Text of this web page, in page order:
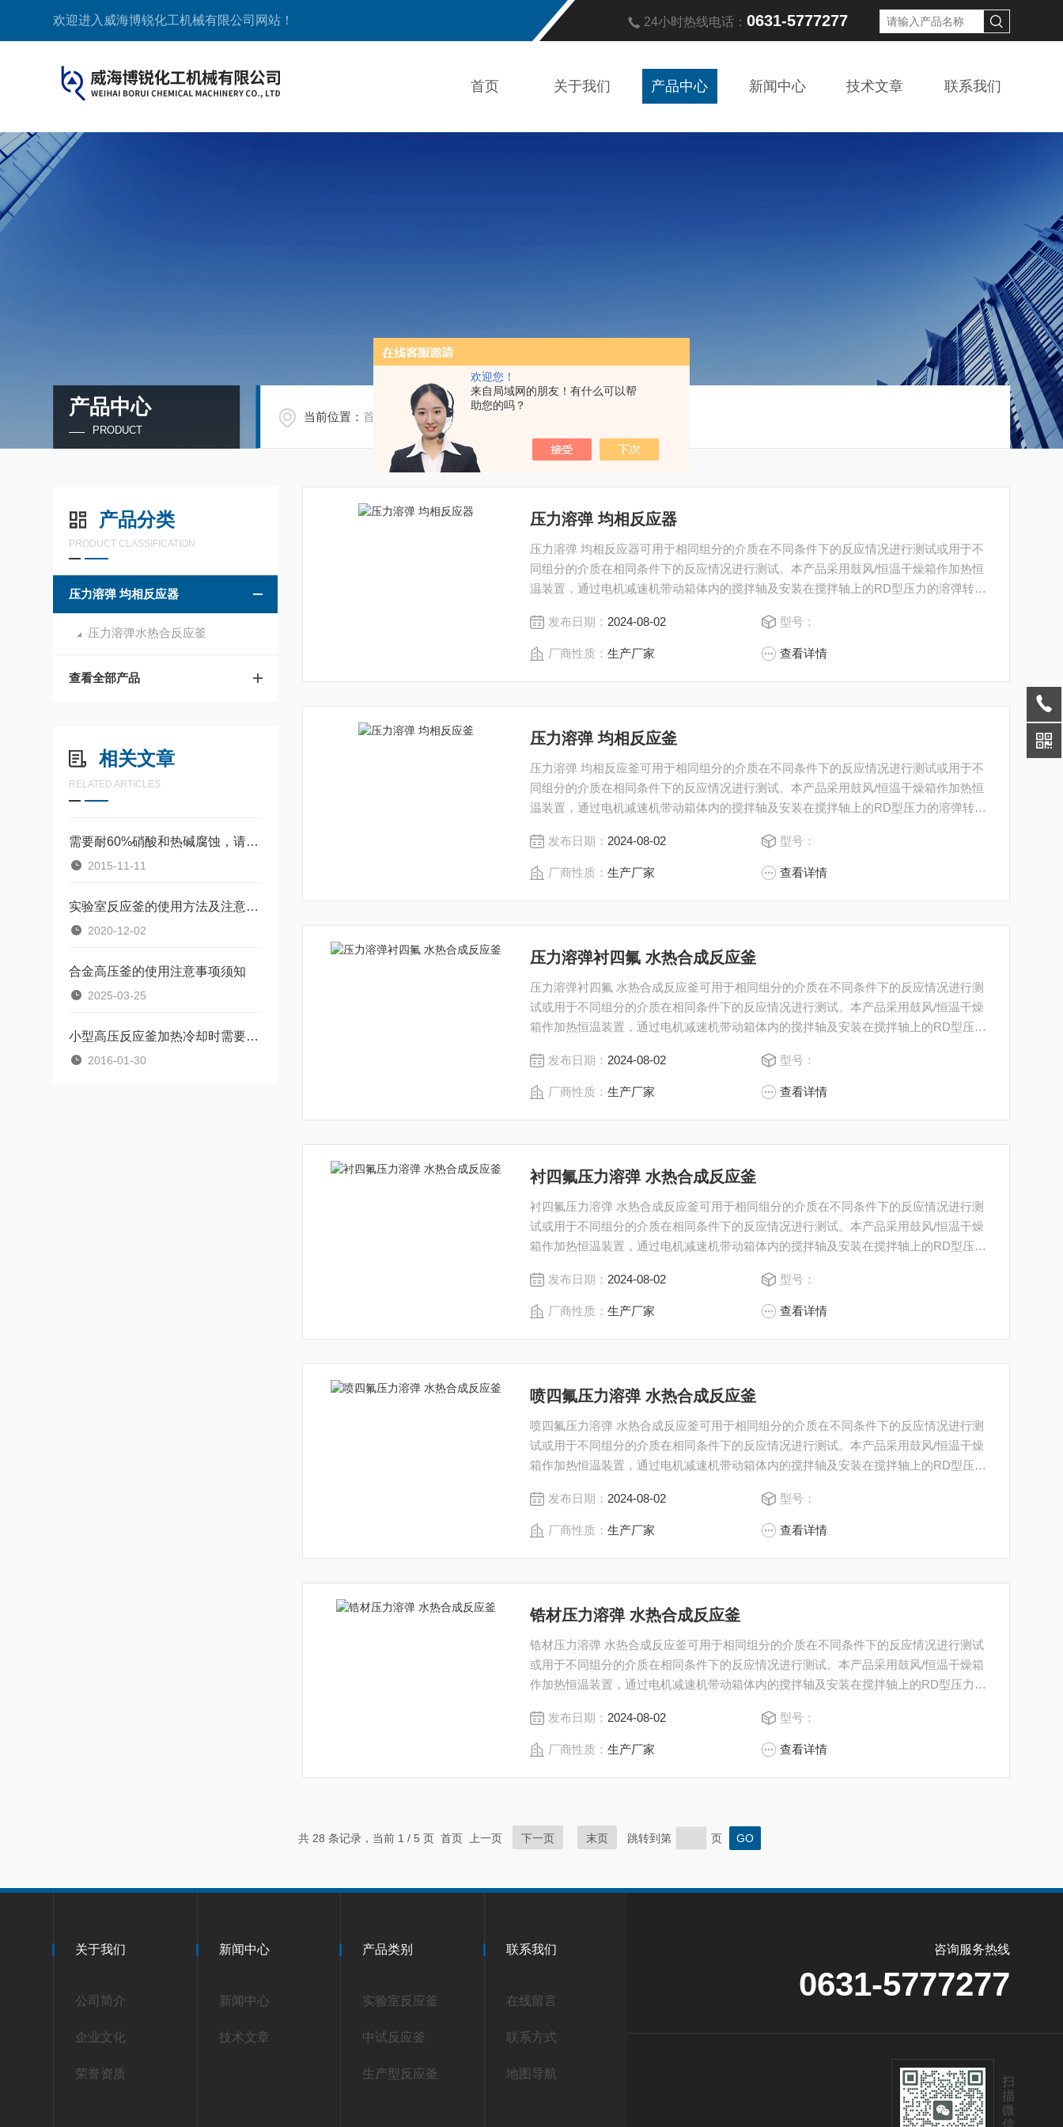
欢迎您！
来自局域网的朋友！有什么可以帮
助您的吗？
欢迎进入威海博锐化工机械有限公司网站！ 24小时热线电话： 0631-5777277
首页 关于我们 产品中心 新闻中心 技术文章 联系我们
产品中心
PRODUCT
当前位置：首页 产品中心/
产品分类
PRODUCT CLASSIFICATION
压力溶弹 均相反应器
压力溶弹水热合反应釜
查看全部产品
相关文章
RELATED ARTICLES
需要耐60%硝酸和热碱腐蚀，请问什么不锈钢反应釜比较好？
2015-11-11
实验室反应釜的使用方法及注意事项
2020-12-02
合金高压釜的使用注意事项须知
2025-03-25
小型高压反应釜加热冷却时需要怎样进行操作
2016-01-30
压力溶弹 均相反应器
压力溶弹 均相反应器可用于相同组分的介质在不同条件下的反应情况进行测试或用于不
同组分的介质在相同条件下的反应情况进行测试。本产品采用鼓风/恒温干燥箱作加热恒
温装置，通过电机减速机带动箱体内的搅拌轴及安装在搅拌轴上的RD型压力的溶弹转动 ,
发布日期： 2024-08-02 型号：
厂商性质：生产厂家 查看详情
压力溶弹 均相反应釜
压力溶弹 均相反应釜可用于相同组分的介质在不同条件下的反应情况进行测试或用于不
同组分的介质在相同条件下的反应情况进行测试。本产品采用鼓风/恒温干燥箱作加热恒
温装置，通过电机减速机带动箱体内的搅拌轴及安装在搅拌轴上的RD型压力的溶弹转动 ,
发布日期： 2024-08-02 型号：
厂商性质：生产厂家 查看详情
压力溶弹衬四氟 水热合成反应釜
压力溶弹衬四氟 水热合成反应釜可用于相同组分的介质在不同条件下的反应情况进行测
试或用于不同组分的介质在相同条件下的反应情况进行测试。本产品采用鼓风/恒温干燥
箱作加热恒温装置，通过电机减速机带动箱体内的搅拌轴及安装在搅拌轴上的RD型压力
发布日期： 2024-08-02 型号：
厂商性质：生产厂家 查看详情
衬四氟压力溶弹 水热合成反应釜
衬四氟压力溶弹 水热合成反应釜可用于相同组分的介质在不同条件下的反应情况进行测
试或用于不同组分的介质在相同条件下的反应情况进行测试。本产品采用鼓风/恒温干燥
箱作加热恒温装置，通过电机减速机带动箱体内的搅拌轴及安装在搅拌轴上的RD型压力
的个性化定制。
发布日期： 2024-08-02 型号：
厂商性质：生产厂家 查看详情
喷四氟压力溶弹 水热合成反应釜
喷四氟压力溶弹 水热合成反应釜可用于相同组分的介质在不同条件下的反应情况进行测
试或用于不同组分的介质在相同条件下的反应情况进行测试。本产品采用鼓风/恒温干燥
箱作加热恒温装置，通过电机减速机带动箱体内的搅拌轴及安装在搅拌轴上的RD型压力
发布日期： 2024-08-02 型号：
厂商性质：生产厂家 查看详情
锆材压力溶弹 水热合成反应釜
锆材压力溶弹 水热合成反应釜可用于相同组分的介质在不同条件下的反应情况进行测试
或用于不同组分的介质在相同条件下的反应情况进行测试。本产品采用鼓风/恒温干燥箱
作加热恒温装置，通过电机减速机带动箱体内的搅拌轴及安装在搅拌轴上的RD型压力的
发布日期： 2024-08-02 型号：
厂商性质：生产厂家 查看详情
共 28 条记录，当前 1 / 5 页 首页 上一页 下一页 末页 跳转到第 页
关于我们
公司简介
企业文化
荣誉资质
新闻中心
新闻中心
技术文章
产品类别
实验室反应釜
中试反应釜
生产型反应釜
联系我们
在线留言
联系方式
地图导航
咨询服务热线
0631-5777277
扫
描
微
信